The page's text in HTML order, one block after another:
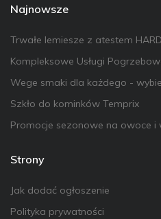
Najnowsze
Trwałe lemiesze z atestem
Kompleksowe Usługi
Wege smaki dla każdego -
Szkło do kominków Temprix
Promocje sezonowe na owoce i
Strony
Jak dodać ogłoszenie
Polityka prywatności